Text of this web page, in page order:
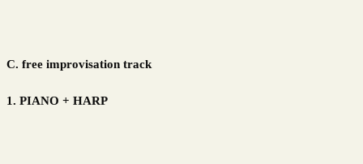
C. free improvisation track
1. PIANO + HARP